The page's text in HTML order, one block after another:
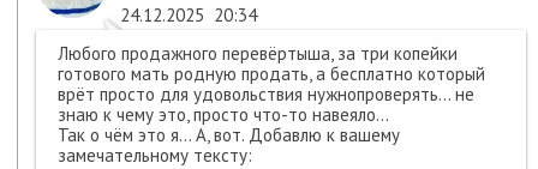
24.12.2025 20:34
Любого продажного перевёртыша, за три копейки
готового мать родную продать, а бесплатно который
врёт просто для удовольствия нужнопроверять... не
знаю к чему это, просто что-то навеяло...
Так о чём это я... А, вот. Добавлю к вашему
замечательному тексту: